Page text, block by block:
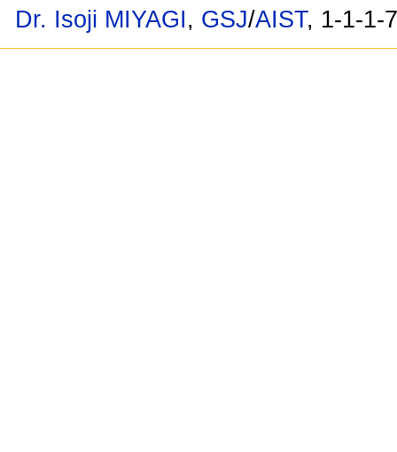
Dr. Isoji MIYAGI, GSJ/AIST, 1-1-1-